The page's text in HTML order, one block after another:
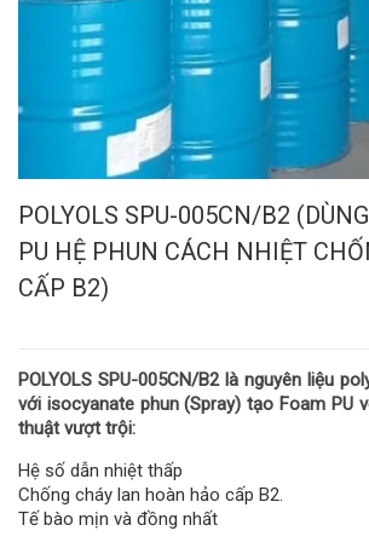
POLYOLS SPU-005CN/B2
PU HỆ PHUN CÁCH NHIỆT
CẤP B2)
POLYOLS SPU-005CN/B2 là nguyên liệu
với isocyanate phun (Spray) tạo Foam PU
thuật vượt trội:
Hệ số dẫn nhiệt thấp
Chống cháy lan hoàn hảo cấp B2.
Tế bào mịn và đồng nhất